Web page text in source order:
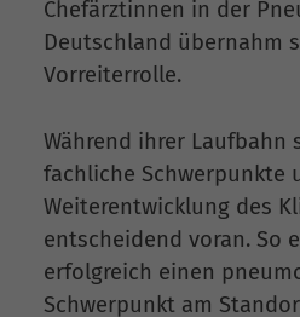
Chefärztinnen in der
Deutschland übernahm
Vorreiterrolle.
Während ihrer Laufbahn
fachliche Schwerpunkte
Weiterentwicklung des
entscheidend voran. So
erfolgreich einen
Schwerpunkt am